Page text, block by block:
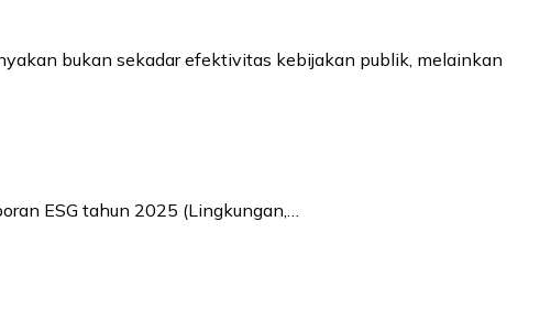
bukan sekadar efektivitas kebijakan publik, melainkan
ESG tahun 2025 (Lingkungan,…